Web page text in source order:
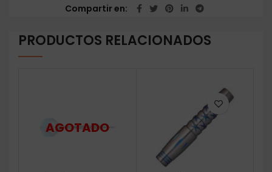
Compartir en
PRODUCTOS RELACIONADOS